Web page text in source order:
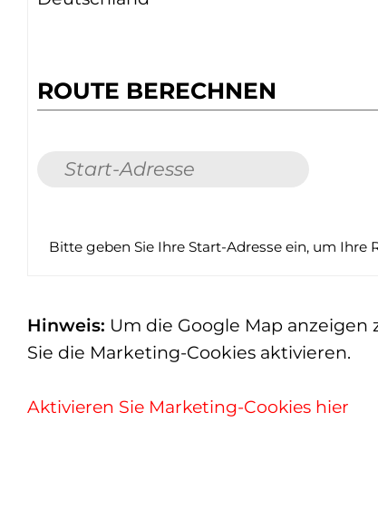
ROUTE BERECHNEN
Bitte geben Sie Ihre Start-Adresse ein, um Ihre
Hinweis: Um die Google Map
Sie die Marketing-Cookies aktivieren.
Aktivieren Sie Marketing-Cookies hier